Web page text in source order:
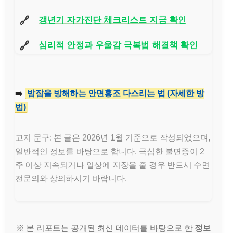
🔗 갱년기 자가진단 체크리스트 지금 확인
🔗 심리적 안정과 우울감 극복법 해결책 확인
➡️
밤잠을 방해하는 안면홍조 다스리는 법 (자세한 방
법)
고지 문구: 본 글은 2026년 1월 기준으로 작성되었으며,
일반적인 정보를 바탕으로 합니다. 극심한 불면증이 2
주 이상 지속되거나 일상에 지장을 줄 경우 반드시 수면
전문의와 상의하시기 바랍니다.
※ 본 리포트는 공개된 최신 데이터를 바탕으로 한 정보